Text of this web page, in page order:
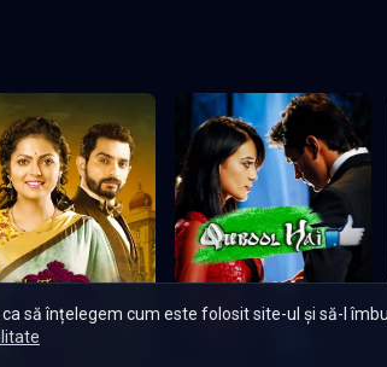
să înțelegem cum este folosit site-ul și să-l
să-și
ascunse în